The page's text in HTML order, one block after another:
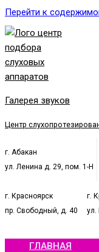
Перейти к
Галерея звуков
Центр
г. Абакан
ул. Ленина д. 29, пом. 1-Н
г. Красноярск
пр. Свободный, д. 40
г.
ул.
ГЛАВНАЯ